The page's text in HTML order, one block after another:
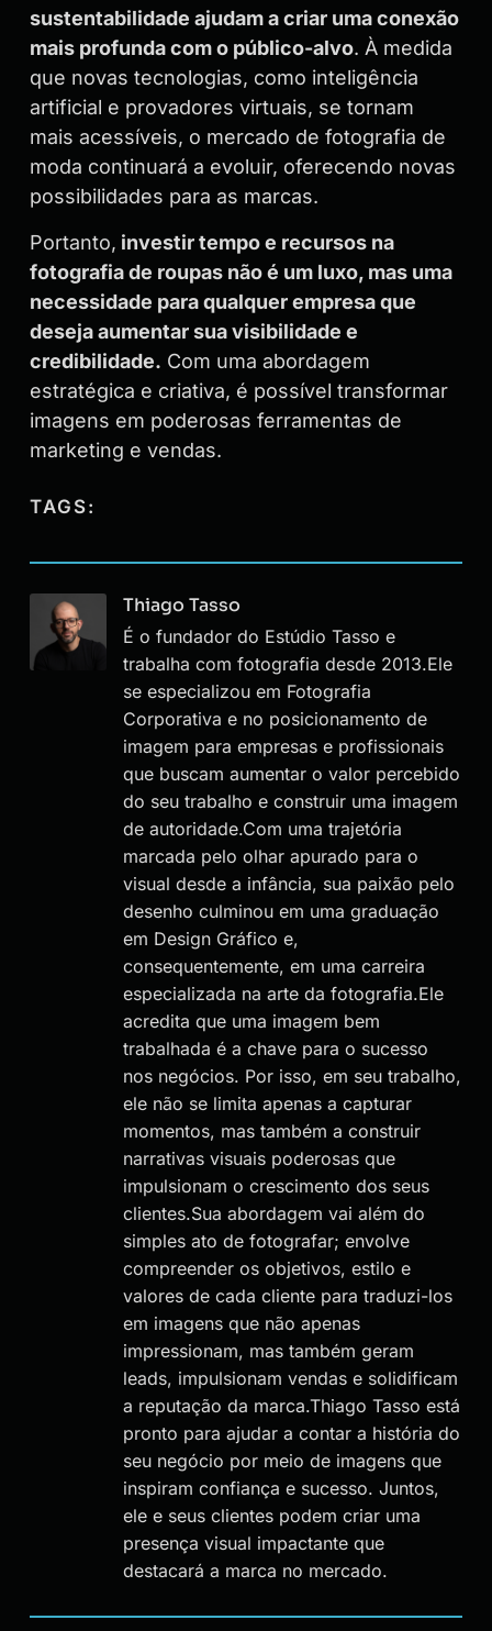
sustentabilidade ajudam a criar uma conexão
mais profunda com o público-alvo. À medida
que novas tecnologias, como inteligência
artificial e provadores virtuais, se tornam
mais acessíveis, o mercado de fotografia de
moda continuará a evoluir, oferecendo novas
possibilidades para as marcas.
Portanto, investir tempo e recursos na
fotografia de roupas não é um luxo, mas uma
necessidade para qualquer empresa que
deseja aumentar sua visibilidade e
credibilidade. Com uma abordagem
estratégica e criativa, é possível transformar
imagens em poderosas ferramentas de
marketing e vendas.
TAGS:
Thiago Tasso
É o fundador do Estúdio Tasso e
trabalha com fotografia desde 2013.Ele
se especializou em Fotografia
Corporativa e no posicionamento de
imagem para empresas e profissionais
que buscam aumentar o valor percebido
do seu trabalho e construir uma imagem
de autoridade.Com uma trajetória
marcada pelo olhar apurado para o
visual desde a infância, sua paixão pelo
desenho culminou em uma graduação
em Design Gráfico e,
consequentemente, em uma carreira
especializada na arte da fotografia.Ele
acredita que uma imagem bem
trabalhada é a chave para o sucesso
nos negócios. Por isso, em seu trabalho,
ele não se limita apenas a capturar
momentos, mas também a construir
narrativas visuais poderosas que
impulsionam o crescimento dos seus
clientes.Sua abordagem vai além do
simples ato de fotografar; envolve
compreender os objetivos, estilo e
valores de cada cliente para traduzi-los
em imagens que não apenas
impressionam, mas também geram
leads, impulsionam vendas e solidificam
a reputação da marca.Thiago Tasso está
pronto para ajudar a contar a história do
seu negócio por meio de imagens que
inspiram confiança e sucesso. Juntos,
ele e seus clientes podem criar uma
presença visual impactante que
destacará a marca no mercado.